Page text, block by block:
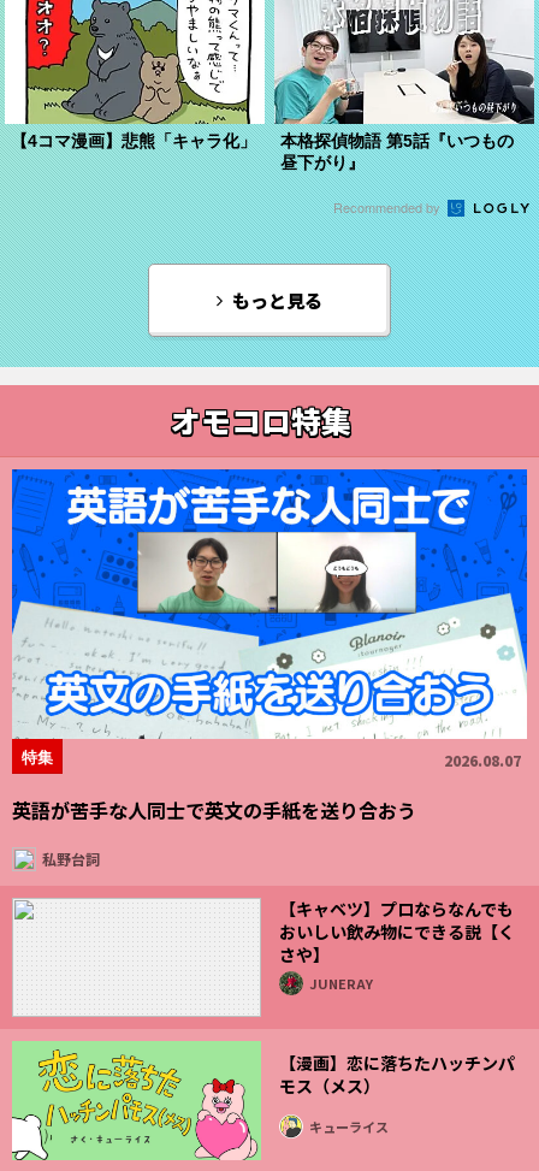
【4コマ漫画】悲熊「キャラ化」
本格探偵物語 第5話『いつもの
昼下がり』
Recommended by
もっと見る
オモコロ特集
特集 2026.08.07
英語が苦手な人同士で英文の手紙を送り合おう
私野台詞
【キャベツ】プロならなんでも
おいしい飲み物にできる説【く
さや】
JUNERAY
【漫画】恋に落ちたハッチンパ
モス（メス）
キューライス